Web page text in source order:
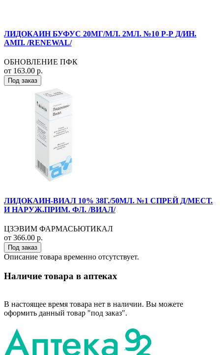
ЛИДОКАИН БУФУС 20МГ/МЛ. 2МЛ. №10 Р-Р Д/ИН.
АМП. /RENEWAL/
ОБНОВЛЕНИЕ ПФК
от 163.00 р.
Под заказ
ЛИДОКАИН-ВИАЛ 10% 38Г./50МЛ. №1 СПРЕЙ Д/МЕСТ.
И НАРУЖ.ПРИМ. ФЛ. /ВИАЛ/
ЦЗЭВИМ ФАРМАСЬЮТИКАЛ
от 366.00 р.
Под заказ
Описание товара временно отсутствует.
Наличие товара в аптеках
В настоящее время товара нет в наличии. Вы можете
оформить данный товар "под заказ".